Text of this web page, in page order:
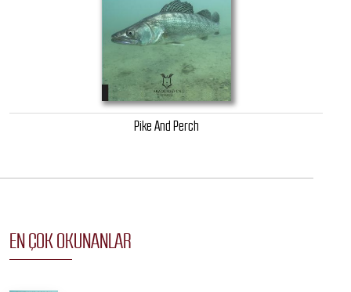
Pike And Perch
EN ÇOK OKUNANLAR